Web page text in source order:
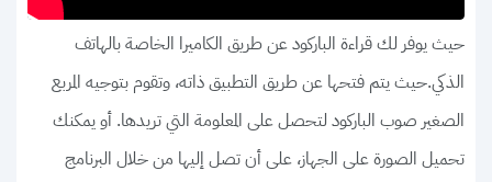
حيث يوفر لك قراءة الباركود عن طريق الكاميرا الخاصة بالهاتف
الذكي.حيث يتم فتحها عن طريق التطبيق ذاته، وتقوم بتوجيه المربع
الصغير صوب الباركود لتحصل على المعلومة التي تريدها. أو يمكنك
تحميل الصورة على الجهاز، على أن تصل إليها من خلال البرنامج